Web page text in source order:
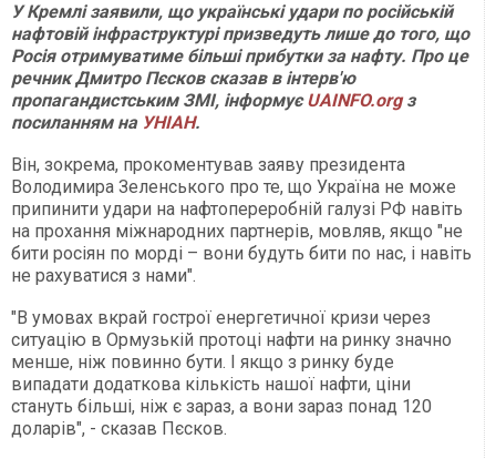
У Кремлі заявили, що українські удари по російській
нафтовій інфраструктурі призведуть лише до того, що
Росія отримуватиме більші прибутки за нафту. Про це
речник Дмитро Пєсков сказав в інтерв'ю
пропагандистським ЗМІ, інформуєUAINFO.orgз
посиланням на УНІАН.
Він, зокрема, прокоментував заяву президента
Володимира Зеленського про те, що Україна не може
припинити удари на нафтопереробній галузі РФ навіть
на прохання міжнародних партнерів, мовляв, якщо "не
бити росіян по морді – вони будуть бити по нас, і навіть
не рахуватися з нами".
"В умовах вкрай гострої енергетичної кризи через
ситуацію в Ормузькій протоці нафти на ринку значно
менше, ніж повинно бути. І якщо з ринку буде
випадати додаткова кількість нашої нафти, ціни
стануть більші, ніж є зараз, а вони зараз понад 120
доларів", - сказав Пєсков.